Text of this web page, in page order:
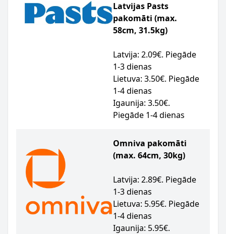
Latvijas Pasts
pakomāti (max.
58cm, 31.5kg)
Latvija: 2.09€. Piegāde
1-3 dienas
Lietuva: 3.50€. Piegāde
1-4 dienas
Igaunija: 3.50€.
Piegāde 1-4 dienas
Omniva pakomāti
(max. 64cm, 30kg)
Latvija: 2.89€. Piegāde
1-3 dienas
Lietuva: 5.95€. Piegāde
1-4 dienas
Igaunija: 5.95€.